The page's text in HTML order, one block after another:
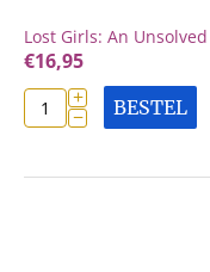
Lost Girls: An
€16,95
+
− BESTEL